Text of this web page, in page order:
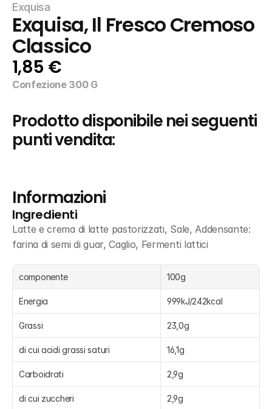
Exquisa
Exquisa, Il Fresco Cremoso
Classico
1,85 €
Confezione 300 G
Prodotto disponibile nei seguenti
punti vendita:
Informazioni
Ingredienti
Latte e crema di latte pastorizzati, Sale, Addensante:
farina di semi di guar, Caglio, Fermenti lattici
componente 100g
Energia 999kJ/242kcal
Grassi 23,0g
di cui acidi grassi saturi 16,1g
Carboidrati 2,9g
di cui zuccheri 2,9g